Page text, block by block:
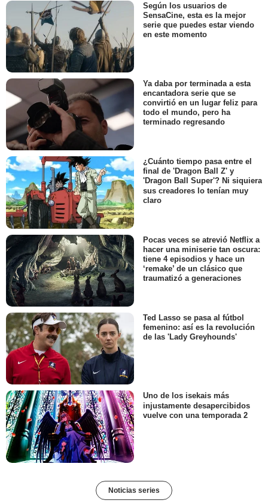
Según los usuarios de
SensaCine, esta es la mejor
serie que puedes estar viendo
en este momento
Ya daba por terminada a esta
encantadora serie que se
convirtió en un lugar feliz para
todo el mundo, pero ha
terminado regresando
¿Cuánto tiempo pasa entre el
final de 'Dragon Ball Z' y
'Dragon Ball Super'? Ni siquiera
sus creadores lo tenían muy
claro
Pocas veces se atrevió Netflix a
hacer una miniserie tan oscura:
tiene 4 episodios y hace un
‘remake’ de un clásico que
traumatizó a generaciones
Ted Lasso se pasa al fútbol
femenino: así es la revolución
de las 'Lady Greyhounds'
Uno de los isekais más
injustamente desapercibidos
vuelve con una temporada 2
Noticias series